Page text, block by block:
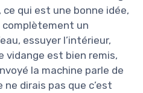
qui est une bonne idée,
complètement un
essuyer l’intérieur,
vidange est bien remis,
la machine parle de
dirais pas que c’est